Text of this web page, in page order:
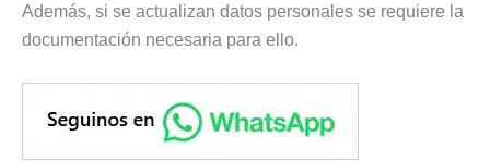
Además, si se actualizan datos personales se requiere la
documentación necesaria para ello.